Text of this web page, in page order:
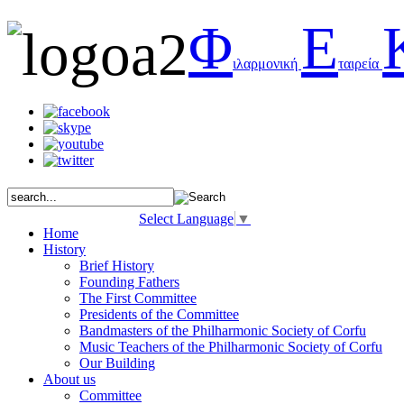
Φιλαρμονική Εταιρεία
Select Language ▼
Home
History
Brief History
Founding Fathers
The First Committee
Presidents of the Committee
Bandmasters of the Philharmonic Society of Corfu
Music Teachers of the Philharmonic Society of Corfu
Our Building
About us
Committee